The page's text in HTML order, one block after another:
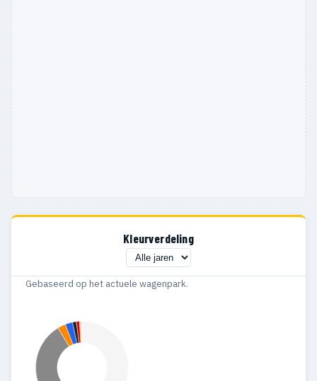
Kleurverdeling
Gebaseerd op het actuele wagenpark.